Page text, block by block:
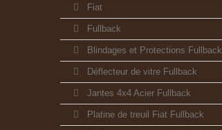
Fiat
Fullback
Blindages et Protections Fullback
Déflecteur de vitre Fullback
Jantes 4x4 Acier Fullback
Platine de treuil Fiat Fullback